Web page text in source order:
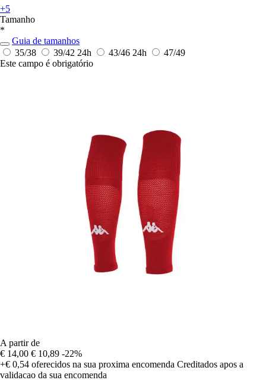
+5
Tamanho
*
Guia de tamanhos
35/38
39/42 24h 43/46 24h
47/49
Este campo é obrigatório
A partir de
€ 14,00 € 10,89 -22%
+€ 0,54 oferecidos na sua proxima encomenda Creditados apos a
validacao da sua encomenda